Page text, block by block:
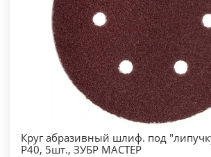
Круг абразивный шлиф. под
Р40, 5шт., ЗУБР МАСТЕР